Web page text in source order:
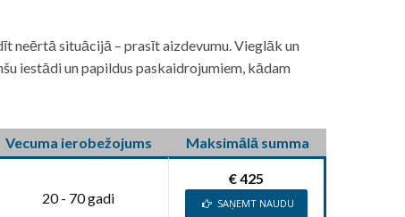
neērtā situācijā – prasīt aizdevumu. Vieglāk un
iestādi un papildus paskaidrojumiem, kādam
Vecuma ierobežojums Maksimālā summa
20 - 70 gadi
€ 425
SAŅEMT NAUDU